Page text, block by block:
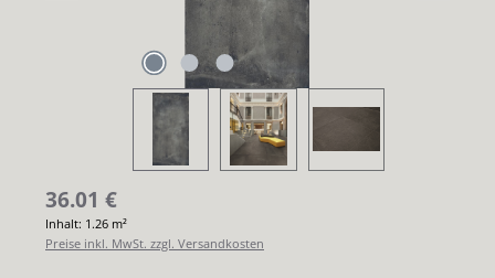
36.01 €
Inhalt: 1.26 m²
Preise inkl. MwSt. zzgl. Versandkosten